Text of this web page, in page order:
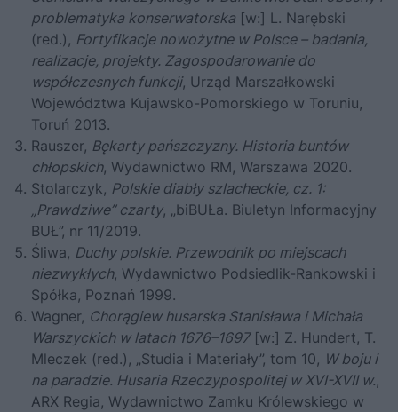
problematyka konserwatorska [w:] L. Narębski
(red.), Fortyfikacje nowożytne w Polsce – badania,
realizacje, projekty. Zagospodarowanie do
współczesnych funkcji, Urząd Marszałkowski
Województwa Kujawsko-Pomorskiego w Toruniu,
Toruń 2013.
Rauszer, Bękarty pańszczyzny. Historia buntów
chłopskich, Wydawnictwo RM, Warszawa 2020.
Stolarczyk, Polskie diabły szlacheckie, cz. 1:
„Prawdziwe” czarty, „biBUŁa. Biuletyn Informacyjny
BUŁ”, nr 11/2019.
Śliwa, Duchy polskie. Przewodnik po miejscach
niezwykłych, Wydawnictwo Podsiedlik-Rankowski i
Spółka, Poznań 1999.
Wagner, Chorągiew husarska Stanisława i Michała
Warszyckich w latach 1676–1697[w:] Z. Hundert, T.
Mleczek (red.), „Studia i Materiały”, tom 10, W boju i
na paradzie. Husaria Rzeczypospolitej w XVI-XVII w.,
ARX Regia, Wydawnictwo Zamku Królewskiego w